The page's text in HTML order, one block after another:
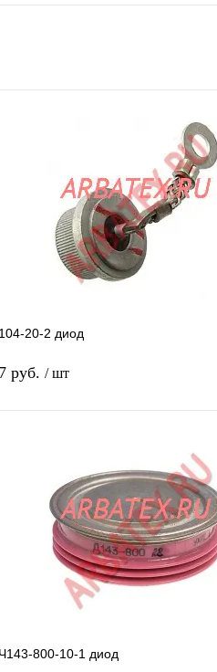
20-2 диод
руб. / шт
Купить в 1 клик Сравнение
В избранное
наличии
800-10-1 диод